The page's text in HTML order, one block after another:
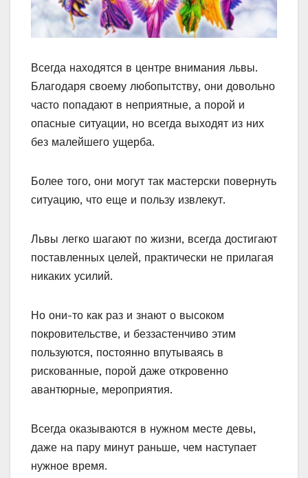
Всегда находятся в центре внимания львы.
Благодаря своему любопытству, они довольно
часто попадают в неприятные, а порой и
опасные ситуации, но всегда выходят из них
без малейшего ущерба.
Более того, они могут так мастерски повернуть
ситуацию, что еще и пользу извлекут.
Львы легко шагают по жизни, всегда достигают
поставленных целей, практически не прилагая
никаких усилий.
Но они-то как раз и знают о высоком
покровительстве, и беззастенчиво этим
пользуются, постоянно впутываясь в
рискованные, порой даже откровенно
авантюрные, мероприятия.
Всегда оказываются в нужном месте девы,
даже на пару минут раньше, чем наступает
нужное время.